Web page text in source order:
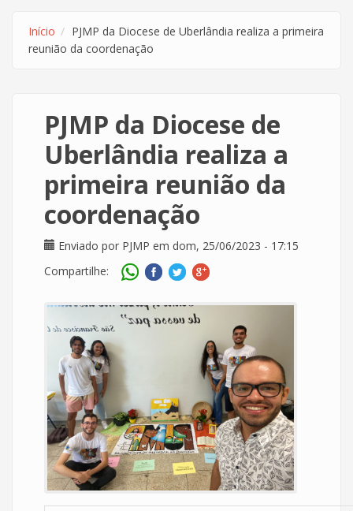
Início
PJMP da Diocese de Uberlândia realiza a primeira
reunião da coordenação
PJMP da Diocese de
Uberlândia realiza a
primeira reunião da
coordenação
Enviado por PJMP em dom, 25/06/2023 - 17:15
Compartilhe: